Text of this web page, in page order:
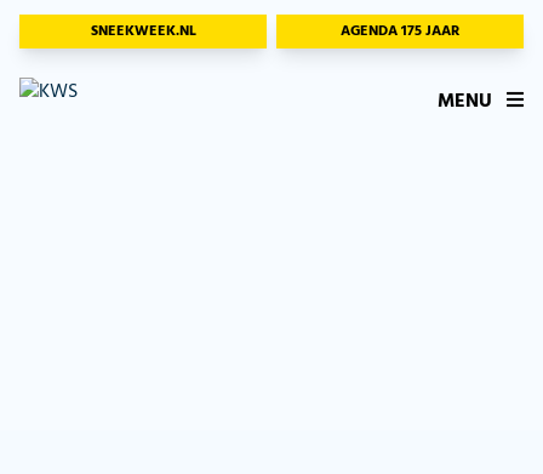
SNEEKWEEK.NL AGENDA 175 JAAR
MENU